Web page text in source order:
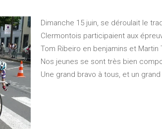
Dimanche 15 juin, se déroulait le
Clermontois participaient aux
Tom Ribeiro en benjamins et Martin
Nos jeunes se sont très bien
Une grand bravo à tous, et un